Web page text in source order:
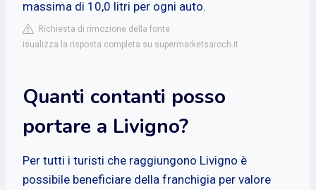
massima di 10,0 litri per ogni auto.
Richiesta di rimozione della fonte
isualizza la risposta completa su supermarketsaroch.it
Quanti contanti posso
portare a Livigno?
Per tutti i turisti che raggiungono Livigno è
possibile beneficiare della franchigia per valore